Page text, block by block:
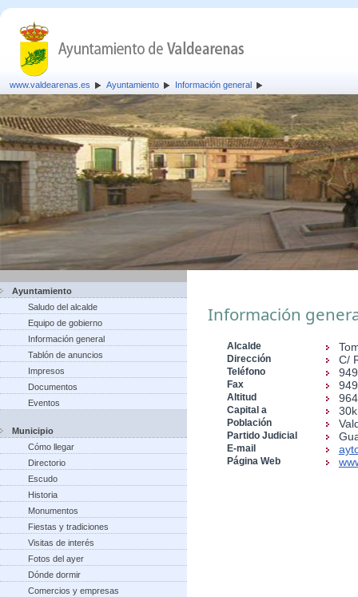
www.valdearenas.es Ayuntamiento Información general
Ayuntamiento
Saludo del alcalde
Equipo de gobierno
Información general
Tablón de anuncios
Impresos
Documentos
Eventos
Municipio
Cómo llegar
Directorio
Escudo
Historia
Monumentos
Fiestas y tradiciones
Visitas de interés
Fotos del ayer
Dónde dormir
Comercios y empresas
Información
Alcalde
Dirección C/
Teléfono
Fax
Altitud
Capital a
Población
Partido Judicial
E-mail
Página Web